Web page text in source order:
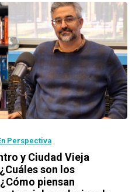
Perspectiva
y Ciudad Vieja
son los
piensan